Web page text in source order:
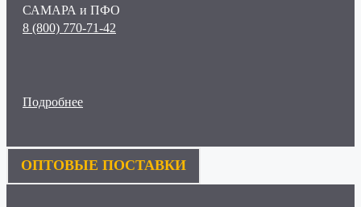
САМАРА и ПФО
8 (800) 770-71-42
Подробнее
ОПТОВЫЕ ПОСТАВКИ